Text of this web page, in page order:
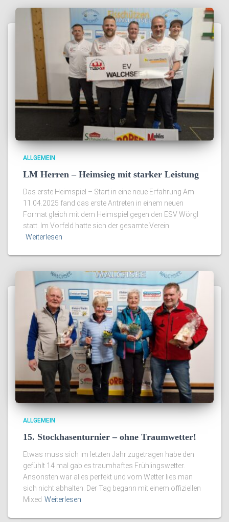
ALLGEMEIN
LM Herren – Heimsieg mit starker Leistung
Das erste Heimspiel – Start in eine neue Erfahrung Am
11.04.2025 fand das erste Antreten in einem neuen
Format gleich mit dem Heimspiel gegen den ESV Wörgl
statt. Im Vorfeld hatte sich der gesamte Verein
Weiterlesen
ALLGEMEIN
15. Stockhasenturnier – ohne Traumwetter!
Etwas muss sich im letzten Jahr zugetragen habe den
gefühlt 14 mal gab es traumhaftes Frühlingswetter.
Ansonsten war alles perfekt und vom Wetter lies man
sich nicht abhalten. Der Tag begann mit einem offiziellen
Mixed Weiterlesen